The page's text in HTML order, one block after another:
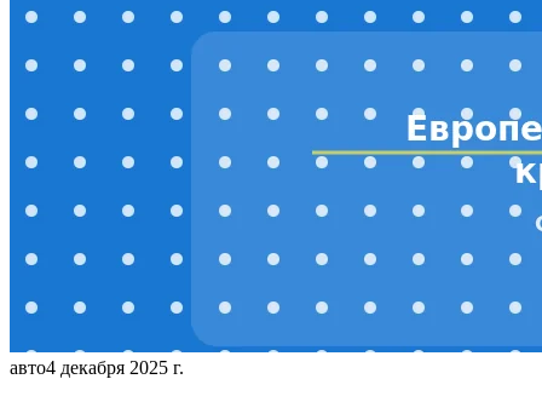
авто4 декабря 2025 г.